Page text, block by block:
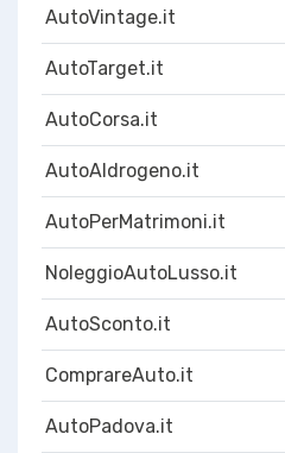
AutoVintage.it
AutoTarget.it
AutoCorsa.it
AutoAIdrogeno.it
AutoPerMatrimoni.it
NoleggioAutoLusso.it
AutoSconto.it
ComprareAuto.it
AutoPadova.it